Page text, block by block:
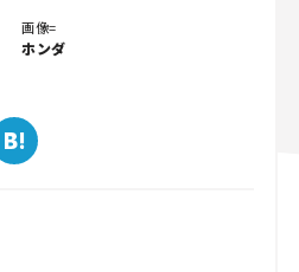
画像=
ホンダ